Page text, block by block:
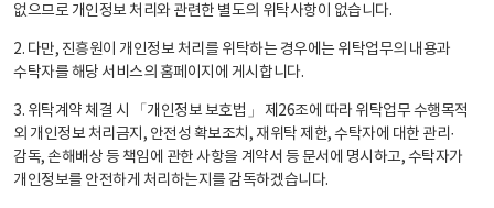
없으므로 개인정보 처리와 관련한 별도의 위탁사항이 없습니다.
2. 다만, 진흥원이 개인정보 처리를 위탁하는 경우에는 위탁업무의 내용과
수탁자를 해당 서비스의 홈페이지에 게시합니다.
3. 위탁계약 체결 시 「개인정보 보호법」 제26조에 따라 위탁업무 수행목적
외 개인정보 처리금지, 안전성 확보조치, 재위탁 제한, 수탁자에 대한 관리·
감독, 손해배상 등 책임에 관한 사항을 계약서 등 문서에 명시하고, 수탁자가
개인정보를 안전하게 처리하는지를 감독하겠습니다.